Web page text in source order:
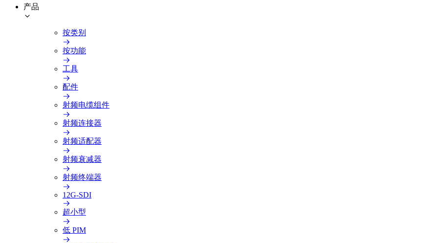
产品
按类别
按功能
工具
配件
射频电缆组件
射频连接器
射频适配器
射频衰减器
射频终端器
12G-SDI
超小型
低 PIM